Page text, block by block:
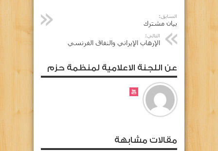
السابق:
بيان مشترك
التالي:
الإرهاب الإيراني والنفاق الفرنسي
عن اللجنة الاعلامية لمنظمة حزم
مقالات مشابهة